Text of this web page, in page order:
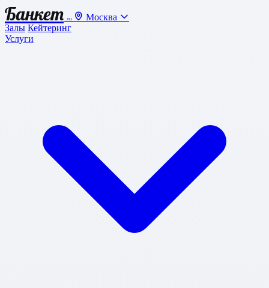
Банкет .ru
Москва
Залы Кейтеринг
Услуги